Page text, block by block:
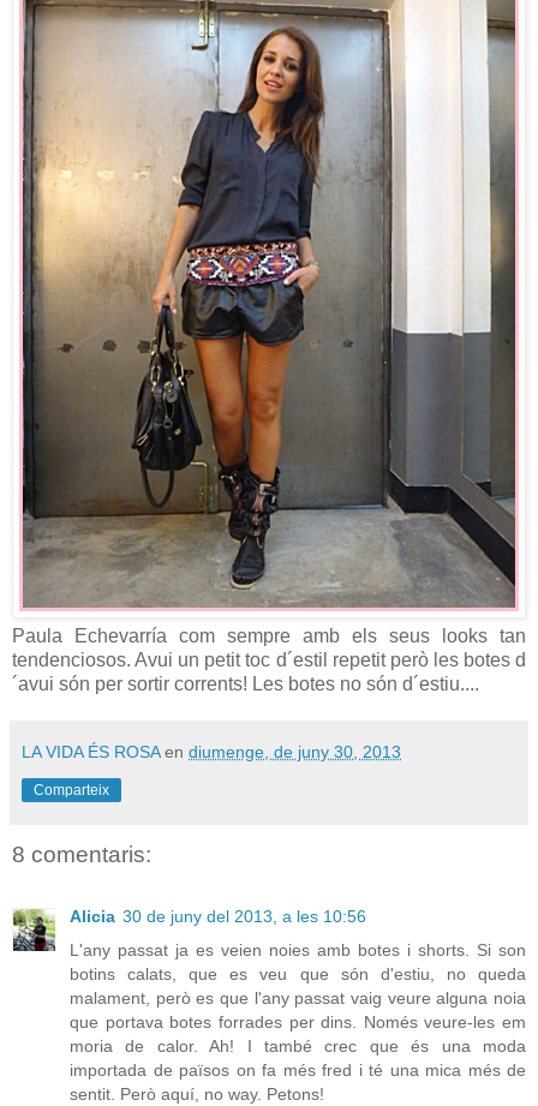
Paula Echevarría com sempre amb els seus looks tan
tendenciosos. Avui un petit toc d´estil repetit però les botes d
´avui són per sortir corrents! Les botes no són d´estiu....
LA VIDA ÉS ROSA en diumenge, de juny 30, 2013
Comparteix
8 comentaris:
Alicia 30 de juny del 2013, a les 10:56
L'any passat ja es veien noies amb botes i shorts. Si son
botins calats, que es veu que són d'estiu, no queda
malament, però es que l'any passat vaig veure alguna noia
que portava botes forrades per dins. Només veure-les em
moria de calor. Ah! I també crec que és una moda
importada de països on fa més fred i té una mica més de
sentit. Però aquí, no way. Petons!